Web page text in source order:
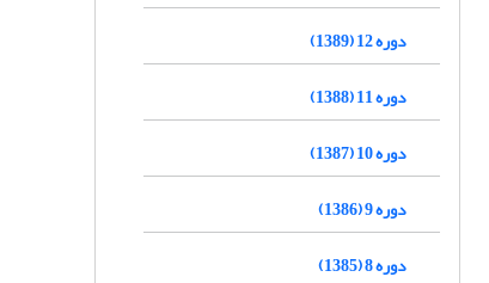
دوره 12 (1389)
دوره 11 (1388)
دوره 10 (1387)
دوره 9 (1386)
دوره 8 (1385)